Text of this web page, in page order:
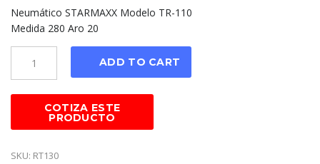
Neumático STARMAXX Modelo TR-110
Medida 280 Aro 20
ADD TO CART
SKU: RT130